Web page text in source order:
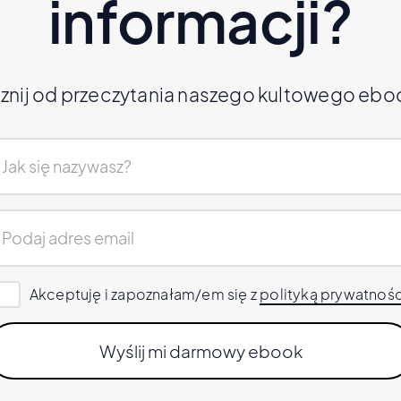
informacji?
od przeczytania naszego kultowego
Akceptuję i zapoznałam/em się zpolityką